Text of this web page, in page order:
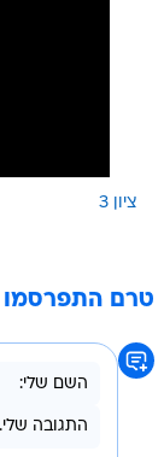
ציון 3
טרם התפרסמו